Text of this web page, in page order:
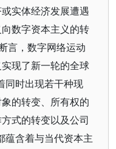
实体经济发展遭遇
数字资本主义的转
言，数字网络运动
现了新一轮的全球
同时出现若干种现
的转变、所有权的
式的转变以及公司
蕴含着与当代资本主